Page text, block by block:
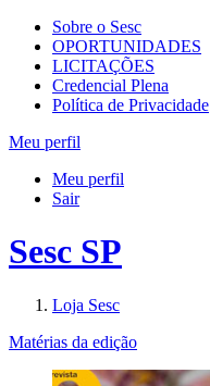
Sobre o Sesc
OPORTUNIDADES
LICITAÇÕES
Credencial Plena
Política de Privacidade
Meu perfil
Meu perfil
Sair
Sesc SP
Loja Sesc
Matérias da edição